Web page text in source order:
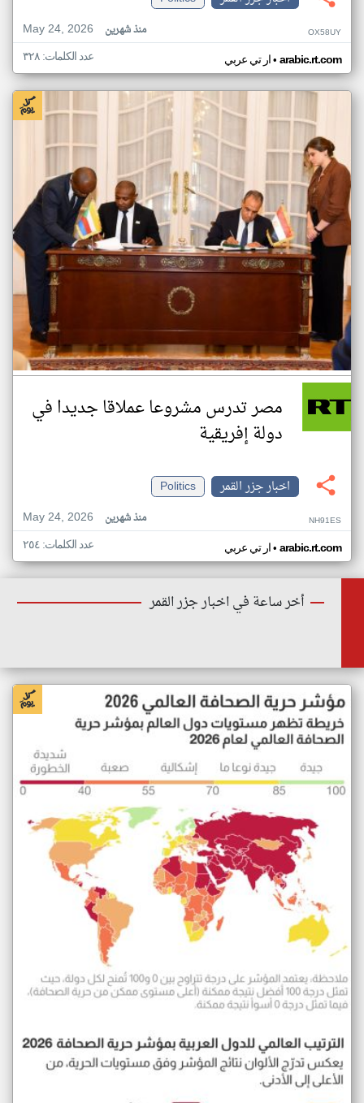
May 24, 2026
منذ شهرين OX58UY
ار تي عربي• arabic.rt.com عدد الكلمات: ٣٢٨
مصر تدرس مشروعا عملاقا جديدا في
دولة إفريقية
اخبار جزر القمر
Politics
May 24, 2026
منذ شهرين NH91ES
ار تي عربي• arabic.rt.com عدد الكلمات: ٢٥٤
أخر ساعة في اخبار جزر القمر